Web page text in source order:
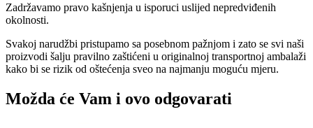
Zadržavamo pravo kašnjenja u isporuci uslijed nepredviđenih
okolnosti.
Svakoj narudžbi pristupamo sa posebnom pažnjom i zato se svi naši
proizvodi šalju pravilno zaštićeni u originalnoj transportnoj ambalaži
kako bi se rizik od oštećenja sveo na najmanju moguću mjeru.
Možda će Vam i ovo odgovarati